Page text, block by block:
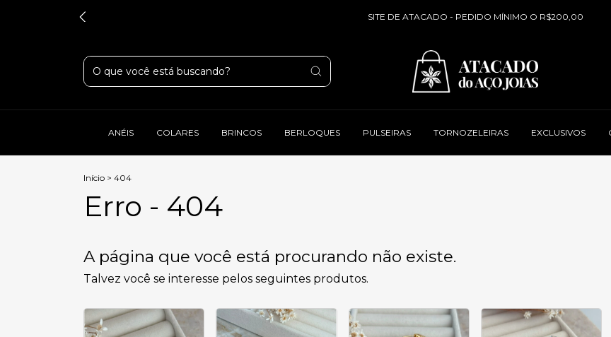
SITE DE ATACADO - PEDIDO MÍNIMO O R$200,00
ANÉIS COLARES BRINCOS BERLOQUES PULSEIRAS TORNOZELEIRAS EXCLUSIVOS
Início > 404
Erro - 404
A página que você está procurando não existe.
Talvez você se interesse pelos seguintes produtos.